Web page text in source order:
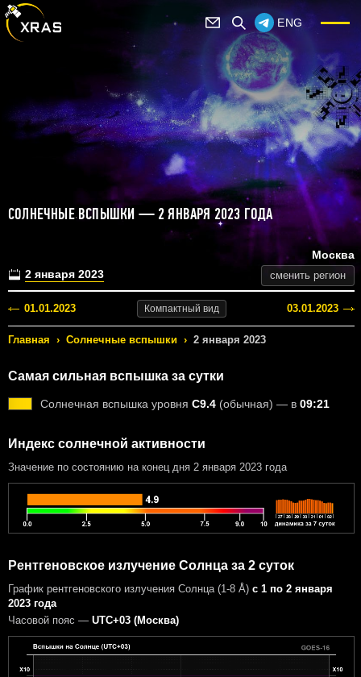
ENG
СОЛНЕЧНЫЕ ВСПЫШКИ — 2 ЯНВАРЯ 2023 ГОДА
2 января 2023
Москва
сменить регион
01.01.2023 Компактный вид 03.01.2023
Главная › Солнечные вспышки › 2 января 2023
Самая сильная вспышка за сутки
Солнечная вспышка уровня C9.4 (обычная) — в 09:21
Индекс солнечной активности
Значение по состоянию на конец дня 2 января 2023 года
Рентгеновское излучение Солнца за 2 суток
График рентгеновского излучения Солнца (1-8 Å) с 1 по 2 января
2023 года
Часовой пояс — UTC+03 (Москва)